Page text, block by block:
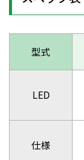
型式
LED
仕様